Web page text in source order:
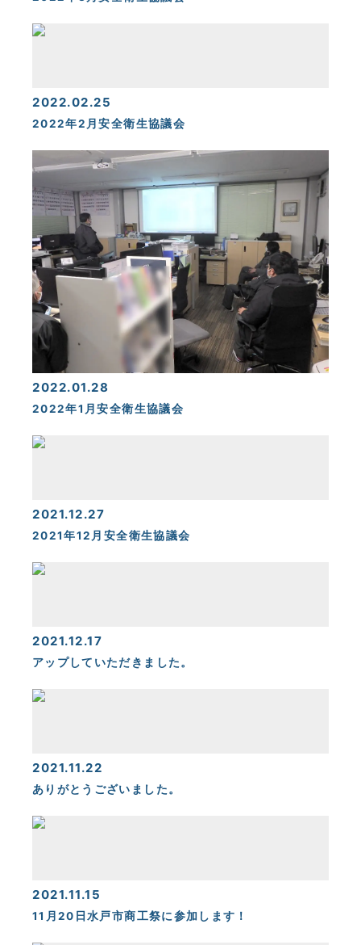
2022.02.25
2022年2月安全衛生協議会
2022.01.28
2022年1月安全衛生協議会
2021.12.27
2021年12月安全衛生協議会
2021.12.17
アップしていただきました。
2021.11.22
ありがとうございました。
2021.11.15
11月20日水戸市商工祭に参加します！